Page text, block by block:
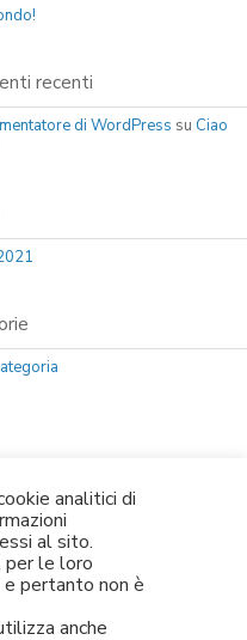
recenti
di WordPress su Ciao
contenuti
commenti
analitici di
al sito.
per le loro
pertanto non è
anche